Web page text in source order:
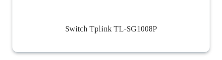
Switch Tplink TL-SG1008P